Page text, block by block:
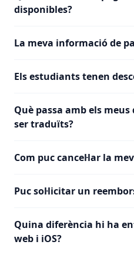
disponibles?
La meva informació de
Els estudiants tenen
Què passa amb els
ser traduïts?
Com puc cancel·lar la
Puc sol·licitar un
Quina diferència hi ha
web i iOS?